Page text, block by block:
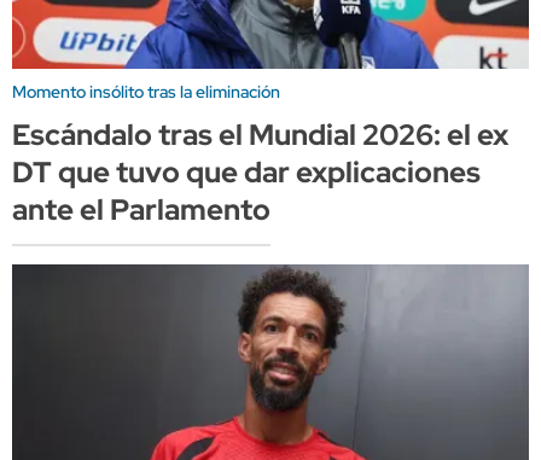
Momento insólito tras la eliminación
Escándalo tras el Mundial 2026: el ex
DT que tuvo que dar explicaciones
ante el Parlamento